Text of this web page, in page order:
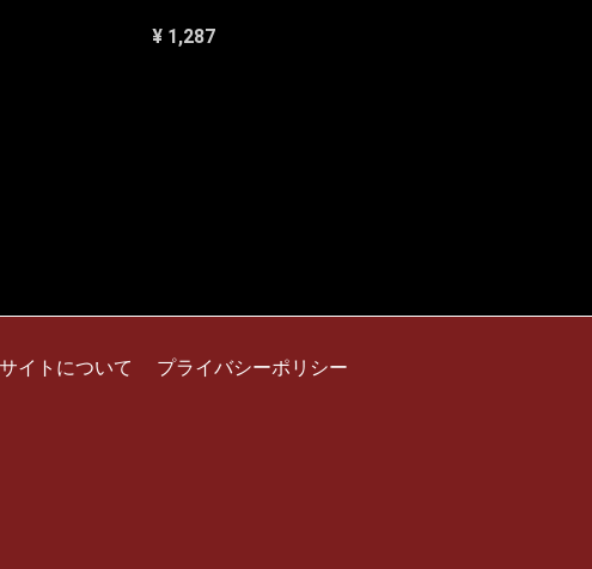
¥ 1,287
イトについて
プライバシーポリシー